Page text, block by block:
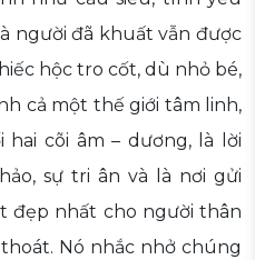
người đã khuất vẫn được
hộc tro cốt, dù nhỏ bé,
cả một thế giới tâm linh,
hai cõi âm – dương, là lời
sự tri ân và là nơi gửi
đẹp nhất cho người thân
Nó nhắc nhở chúng